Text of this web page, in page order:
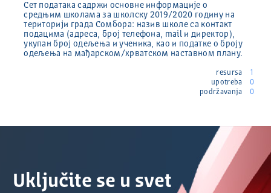
Сет података садржи основне информације о
средњим школама за школску 2019/2020 годину на
територији града Сомбора: назив школе са контакт
подацима (адреса, број телефона, mail и директор),
укупан број одељења и ученика, као и податке о броју
одељења на мађарском/хрватском наставном плану.
resursa
1
upotreba
0
podržavanja
0
Uključite se u svet